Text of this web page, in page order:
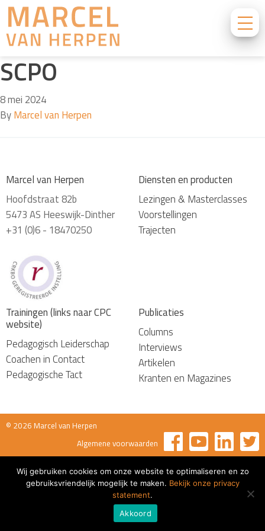
SCPO
8 mei 2024
ByMarcel van Herpen
Marcel van Herpen
Hoofdstraat 82b
5473 AS Heeswijk-Dinther
+31 (0)6 - 18470250
Diensten en producten
Lezingen & Masterclasses
Voorstellingen
Trajecten
Trainingen (links naar CPC
website)
Pedagogisch Leiderschap
Coachen in Contact
Pedagogische Tact
Publicaties
Columns
Interviews
Artikelen
Kranten en Magazines
© 2026 Marcel van Herpen
Algemene voorwaarden
Wij gebruiken cookies om onze website te optimaliseren en zo
gebruiksvriendelijk mogelijk te maken. Bekijk onze privacy
statement.
Akkoord